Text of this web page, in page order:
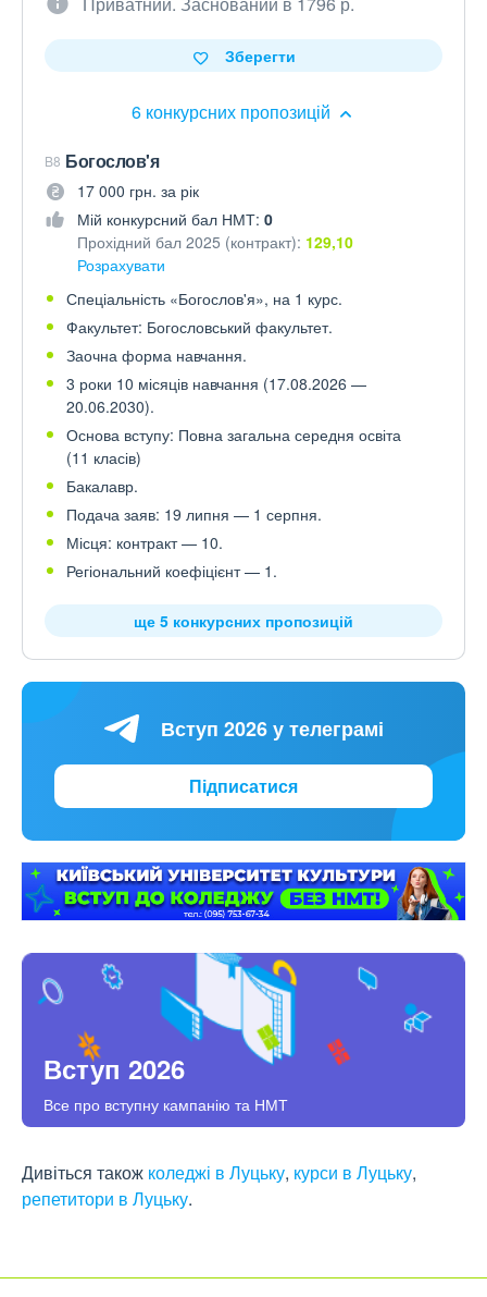
6 конкурсних пропозицій
Зберегти
B8 Богослов'я
17 000 грн. за рік
Мій конкурсний бал НМТ: 0
Прохідний бал 2025 (контракт): 129,10
Розрахувати
Спеціальність «Богослов'я», на 1 курс.
Факультет: Богословський факультет.
Заочна форма навчання.
3 роки 10 місяців навчання (17.08.2026 —
20.06.2030).
Основа вступу: Повна загальна середня освіта
(11 класів)
Бакалавр.
Подача заяв: 19 липня — 1 серпня.
Місця: контракт — 10.
Регіональний коефіцієнт — 1.
ще 5 конкурсних пропозицій
Вступ 2026 у телеграмі
Підписатися
Вступ 2026
Все про вступну кампанію та НМТ
Дивіться також коледжі в Луцьку, курси в Луцьку,
репетитори в Луцьку.